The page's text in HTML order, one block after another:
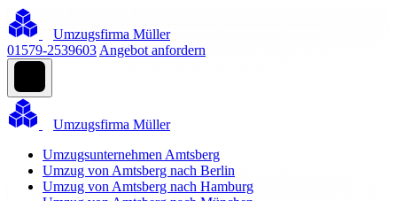
Umzugsfirma Müller
01579-2539603 Angebot anfordern
Umzugsfirma Müller
Umzugsunternehmen Amtsberg
Umzug von Amtsberg nach Berlin
Umzug von Amtsberg nach Hamburg